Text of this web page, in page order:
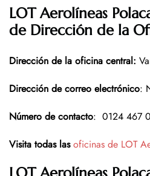
LOT Aerolíneas
de Dirección de la
Dirección de la oficina central:
Dirección de correo electrónico:
Número de contacto: 0124 467
Visita todas las oficinas de LOT